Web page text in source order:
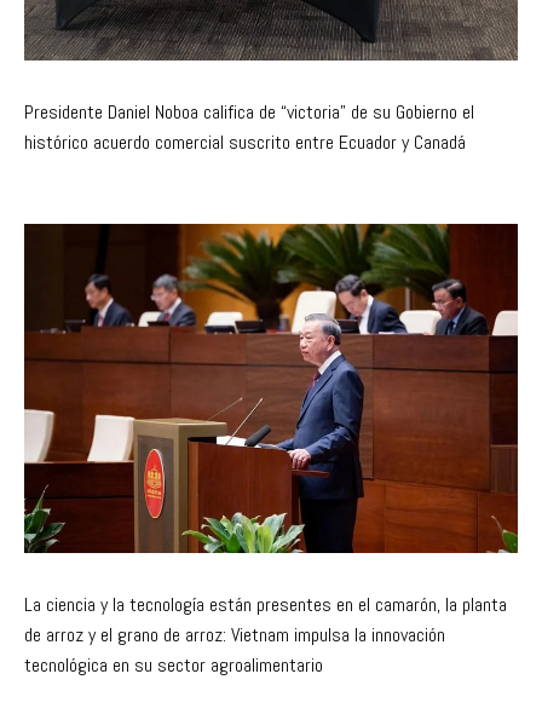
Presidente Daniel Noboa califica de “victoria” de su Gobierno el
histórico acuerdo comercial suscrito entre Ecuador y Canadá
La ciencia y la tecnología están presentes en el camarón, la planta
de arroz y el grano de arroz: Vietnam impulsa la innovación
tecnológica en su sector agroalimentario